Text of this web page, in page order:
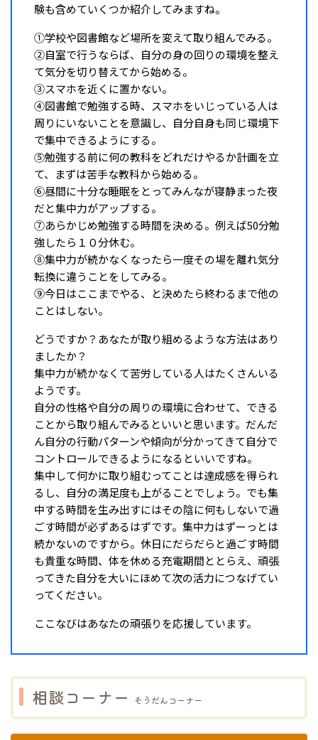
験も含めていくつか紹介してみますね。
①学校や図書館など場所を変えて取り組んでみる。
②自室で行うならば、自分の身の回りの環境を整え
て気分を切り替えてから始める。
③スマホを近くに置かない。
④図書館で勉強する時、スマホをいじっている人は
周りにいないことを意識し、自分自身も同じ環境下
で集中できるようにする。
⑤勉強する前に何の教科をどれだけやるか計画を立
て、まずは苦手な教科から始める。
⑥昼間に十分な睡眠をとってみんなが寝静まった夜
だと集中力がアップする。
⑦あらかじめ勉強する時間を決める。例えば50分勉
強したら１０分休む。
⑧集中力が続かなくなったら一度その場を離れ気分
転換に違うことをしてみる。
⑨今日はここまでやる、と決めたら終わるまで他の
ことはしない。
どうですか？あなたが取り組めるような方法はあり
ましたか？
集中力が続かなくて苦労している人はたくさんいる
ようです。
自分の性格や自分の周りの環境に合わせて、できる
ことから取り組んでみるといいと思います。だんだ
ん自分の行動パターンや傾向が分かってきて自分で
コントロールできるようになるといいですね。
集中して何かに取り組むってことは達成感を得られ
るし、自分の満足度も上がることでしょう。でも集
中する時間を生み出すにはその陰に何もしないで過
ごす時間が必ずあるはずです。集中力はずーっとは
続かないのですから。休日にだらだらと過ごす時間
も貴重な時間、体を休める充電期間ととらえ、頑張
ってきた自分を大いにほめて次の活力につなげてい
ってください。
ここなびはあなたの頑張りを応援しています。
相談コーナー そうだんコーナー